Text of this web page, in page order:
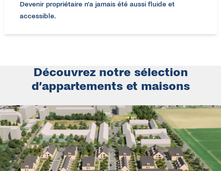
Devenir propriétaire n’a jamais été aussi fluide et
accessible​.
Découvrez notre sélection
d’appartements et maisons